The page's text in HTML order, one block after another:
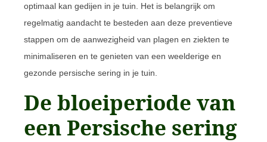
optimaal kan gedijen in je tuin. Het is belangrijk om
regelmatig aandacht te besteden aan deze preventieve
stappen om de aanwezigheid van plagen en ziekten te
minimaliseren en te genieten van een weelderige en
gezonde persische sering in je tuin.
De bloeiperiode van
een Persische sering